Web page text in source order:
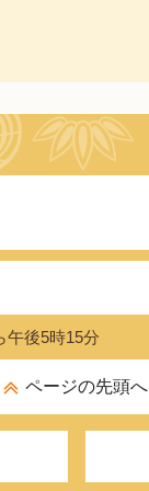
後5時15分
ページの先頭へ